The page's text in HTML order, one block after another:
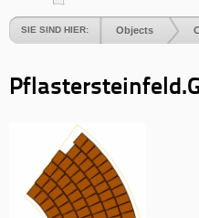
SIE SIND HIER: Objects
Pflastersteinfeld